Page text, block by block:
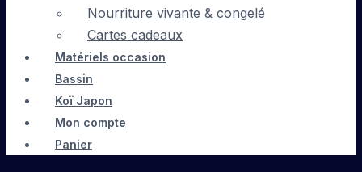
Nourriture vivante & congelé
Cartes cadeaux
Matériels occasion
Bassin
Koï Japon
Mon compte
Panier